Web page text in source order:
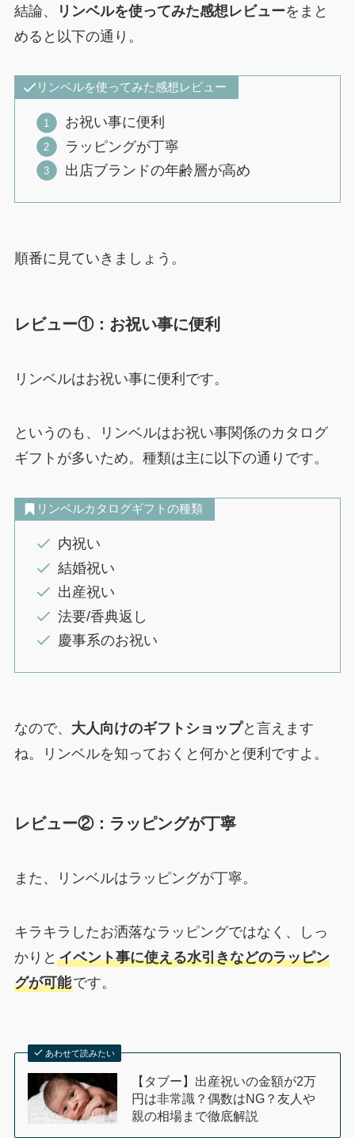
結論、 リンベルを使ってみた感想レビューをまと
めると以下の通り。
リンベルを使ってみた感想レビュー
お祝い事に便利
ラッピングが丁寧
出店ブランドの年齢層が高め
順番に見ていきましょう。
レビュー①：お祝い事に便利
リンベルはお祝い事に便利です。
というのも、リンベルはお祝い事関係のカタログ
ギフトが多いため。種類は主に以下の通りです。
リンベルカタログギフトの種類
内祝い
結婚祝い
出産祝い
法要/香典返し
慶事系のお祝い
なので、 大人向けのギフトショップと言えます
ね。リンベルを知っておくと何かと便利ですよ。
レビュー②：ラッピングが丁寧
また、リンベルはラッピングが丁寧。
キラキラしたお洒落なラッピングではなく、しっ
かりと イベント事に使える水引きなどのラッピン
グが可能です。
あわせて読みたい
【タブー】出産祝いの金額が2万
円は非常識？偶数はNG？友人や
親の相場まで徹底解説